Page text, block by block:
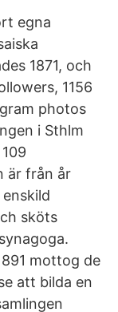
egna
1871, och
1156
photos
i Sthlm
är från år
sköts
mottog de
att bilda en